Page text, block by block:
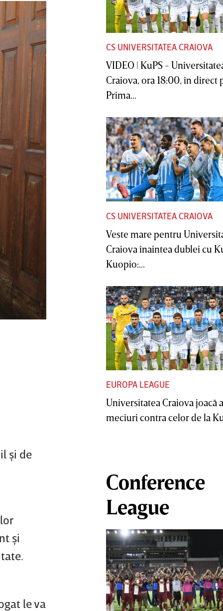
şi de
şi
le va
CS UNIVERSITATEA CRAIOVA
VIDEO | KuPS -
Craiova, ora 18:00, în direct
Prima...
CS UNIVERSITATEA CRAIOVA
Veste mare pentru
Craiova înaintea dublei cu
Kuopio:...
EUROPA LEAGUE
Universitatea Craiova joacă
meciuri contra celor de la
Conference
League